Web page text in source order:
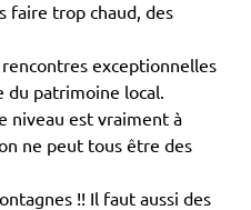
faire trop chaud, des
exceptionnelles
patrimoine local.
niveau est vraiment à
ne peut tous être des
!! Il faut aussi des